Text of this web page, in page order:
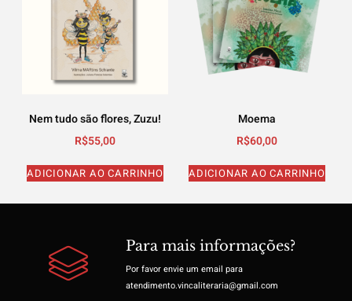
Nem tudo são flores, Zuzu!
R$55,00
ADICIONAR AO CARRINHO
Moema
R$60,00
ADICIONAR AO CARRINHO
Para mais informações?
Por favor envie um email para
atendimento.vincaliteraria@gmail.com